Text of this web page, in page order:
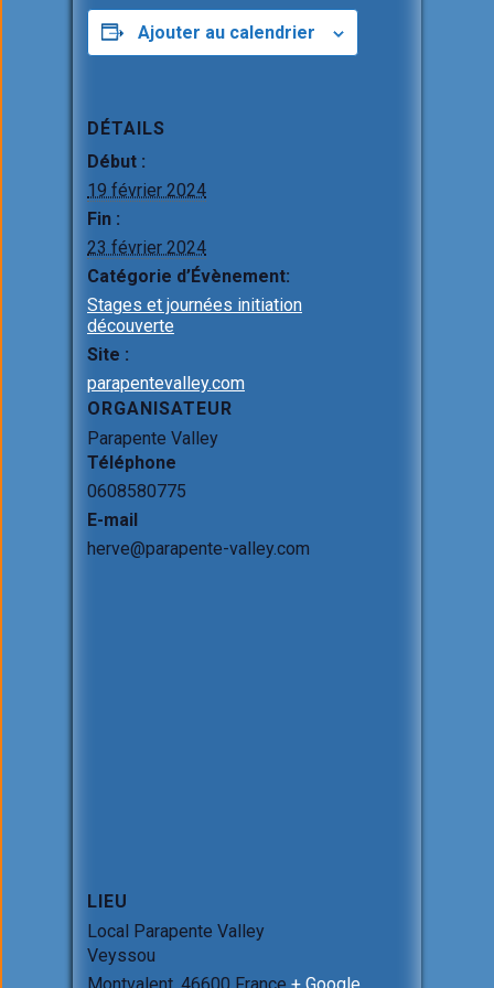
b
k
s
dI g
Ajouter au calendrier
DÉTAILS
Début :
19 février 2024
Fin :
23 février 2024
Catégorie d’Évènement:
Stages et journées initiation
découverte
Site :
parapentevalley.com
ORGANISATEUR
Parapente Valley
Téléphone
0608580775
E-mail
herve@parapente-valley.com
LIEU
Local Parapente Valley
Veyssou